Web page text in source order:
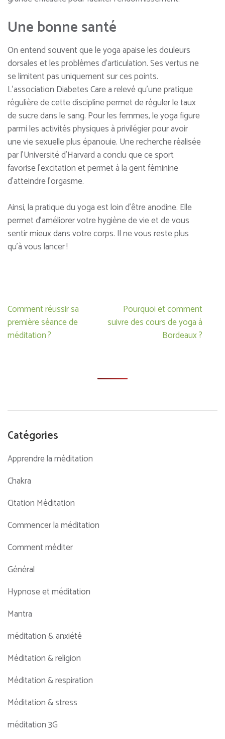
Une bonne santé
On entend souvent que le yoga apaise les douleurs
dorsales et les problèmes d’articulation. Ses vertus ne
se limitent pas uniquement sur ces points.
L’association Diabetes Care a relevé qu’une pratique
régulière de cette discipline permet de réguler le taux
de sucre dans le sang. Pour les femmes, le yoga figure
parmi les activités physiques à privilégier pour avoir
une vie sexuelle plus épanouie. Une recherche réalisée
par l’Université d’Harvard a conclu que ce sport
favorise l’excitation et permet à la gent féminine
d’atteindre l’orgasme.
Ainsi, la pratique du yoga est loin d’être anodine. Elle
permet d’améliorer votre hygiène de vie et de vous
sentir mieux dans votre corps. Il ne vous reste plus
qu’à vous lancer !
Navigation
de
l’article
Comment réussir sa
première séance de
méditation ?
Pourquoi et comment
suivre des cours de yoga à
Bordeaux ?
Catégories
Apprendre la méditation
Chakra
Citation Méditation
Commencer la méditation
Comment méditer
Général
Hypnose et méditation
Mantra
méditation & anxiété
Méditation & religion
Méditation & respiration
Méditation & stress
méditation 3G